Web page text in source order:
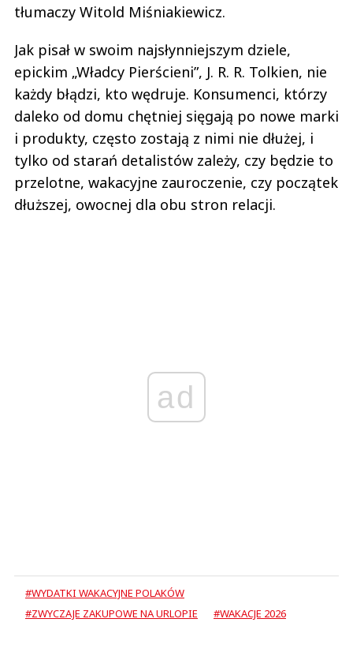
tłumaczy Witold Miśniakiewicz.
Jak pisał w swoim najsłynniejszym dziele,
epickim „Władcy Pierścieni”, J. R. R. Tolkien, nie
każdy błądzi, kto wędruje. Konsumenci, którzy
daleko od domu chętniej sięgają po nowe marki
i produkty, często zostają z nimi nie dłużej, i
tylko od starań detalistów zależy, czy będzie to
przelotne, wakacyjne zauroczenie, czy początek
dłuższej, owocnej dla obu stron relacji.
ad
#WYDATKI WAKACYJNE POLAKÓW
#ZWYCZAJE ZAKUPOWE NA URLOPIE
#WAKACJE 2026